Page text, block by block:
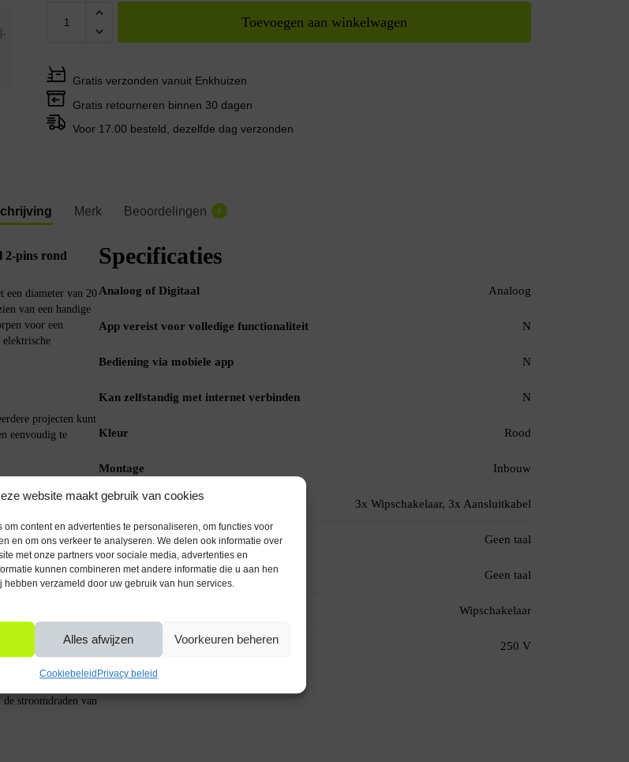
website maakt gebruik van cookies
om content en advertenties te personaliseren, om functies voor
en om ons verkeer te analyseren. We delen ook informatie over
met onze partners voor sociale media, advertenties en
kunnen combineren met andere informatie die u aan hen
hebben verzameld door uw gebruik van hun services.
Alles afwijzen Voorkeuren beheren
Cookiebeleid Privacy beleid
Toevoegen aan winkelwagen
Gratis verzonden vanuit Enkhuizen
Gratis retourneren binnen 30 dagen
Voor 17.00 besteld, dezelfde dag verzonden
Merk Beoordelingen 0
2-pins rond
een diameter van 20
van een handige
voor een
projecten kunt
eenvoudig te
bestaande
autos,
in te drukken,
stroomdraden van
Specificaties
Analoog of Digitaal Analoog
App vereist voor volledige functionaliteit N
Bediening via mobiele app N
Kan zelfstandig met internet verbinden N
Kleur Rood
Montage Inbouw
Verpakkingsinhoud 3x Wipschakelaar, 3x Aansluitkabel
Taal handleiding Geen taal
Verpakkingstaal Geen taal
Wipschakelaar
Voltage (V) 250 V